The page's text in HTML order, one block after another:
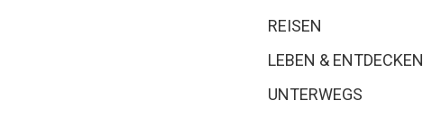
REISEN
LEBEN & ENTDECKEN
UNTERWEGS